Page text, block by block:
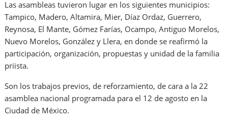
Las asambleas tuvieron lugar en los siguientes municipios:
Tampico, Madero, Altamira, Mier, Díaz Ordaz, Guerrero,
Reynosa, El Mante, Gómez Farías, Ocampo, Antiguo Morelos,
Nuevo Morelos, González y Llera, en donde se reafirmó la
participación, organización, propuestas y unidad de la familia
priista.
Son los trabajos previos, de reforzamiento, de cara a la 22
asamblea nacional programada para el 12 de agosto en la
Ciudad de México.